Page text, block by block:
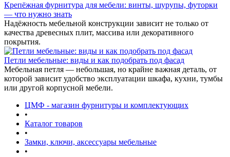
Крепёжная фурнитура для мебели: винты, шурупы, футорки
— что нужно знать
Надёжность мебельной конструкции зависит не только от
качества древесных плит, массива или декоративного
покрытия.
Петли мебельные: виды и как подобрать под фасад
Мебельная петля — небольшая, но крайне важная деталь, от
которой зависит удобство эксплуатации шкафа, кухни, тумбы
или другой корпусной мебели.
ЦМФ - магазин фурнитуры и комплектующих
•
Каталог товаров
•
Замки, ключи, аксессуары мебельные
•